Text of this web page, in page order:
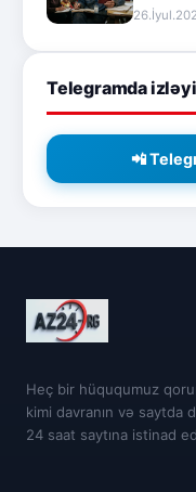
Telegramda
📲
Heç bir hüququmuz
kimi davranın və saytda
24 saat saytına istinad